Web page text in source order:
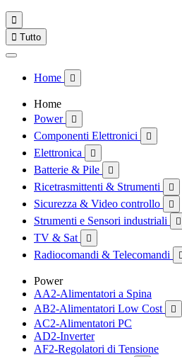

 Tutto
Home 
Home
Power

Componenti Elettronici 
Elettronica 
Batterie & Pile 
Ricetrasmittenti & Strumenti 
Sicurezza & Video controllo 
Strumenti e Sensori industriali 
TV & Sat 
Radiocomandi & Telecomandi 
Power
AA2-Alimentatori a Spina
AB2-Alimentatori Low Cost

AC2-Alimentatori PC
AD2-Inverter
AF2-Regolatori di Tensione